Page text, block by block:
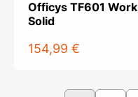
Officys TF601 Work
Solid
154,99 €